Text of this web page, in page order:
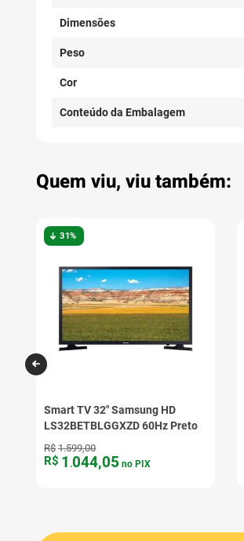
Dimensões
Peso
Cor
Conteúdo da Embalagem
Quem viu, viu também:
31%
Smart TV 32" Samsung HD
LS32BETBLGGXZD 60Hz Preto
R$ 1.599,00
R$ 1 .044,05 no PIX